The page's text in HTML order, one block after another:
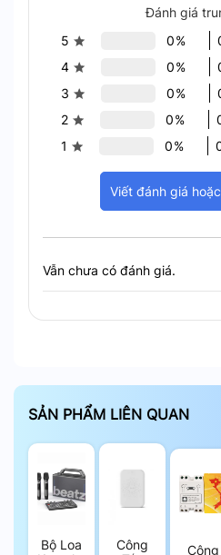
LifeSmart LS240-
Khoảng cách điều
dây ấn tượng
Công tắc này hoạt động
với khoảng cách điều
200m, mang lại sự tiện lợi
dụng, dù ở bất cứ vị trí nào
Đánh giá
5
0%
4
0%
3
0%
2
0%
1
0%
Viết đánh giá
Vẫn chưa có đánh giá.
SẢN PHẨM LIÊN QUAN
Bộ Loa
Công
Công